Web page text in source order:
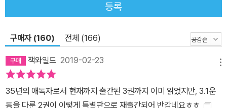
등록
구매자 (160) 전체 (166)
잭와일드 2019-02-23
35년의 애독자로서 현재까지 출간된 3권까지 이미 읽었지만, 3.1운
동을 다룬 2권이 이렇게 특별판으로 재출간되어 반갑네요ㅎㅎ